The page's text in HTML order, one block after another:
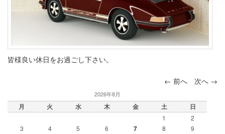
皆様良い休日をお過ごし下さい。
ゲーショ
← 前へ 次へ →
2026年8月
月 火 水 木 金 土 日
1
2
3
4 5 6 7 8
9